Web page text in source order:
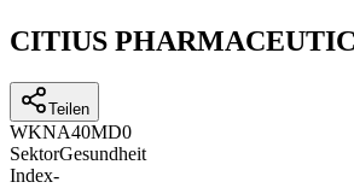
CITIUS
Teilen
WKNA40MD0
SektorGesundheit
Index-